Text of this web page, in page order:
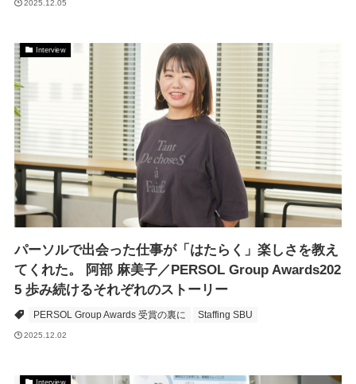
2025.12.05
Interview
パーソルで出会った仕事が「はたらく」楽しさを教え
てくれた。 阿部 麻美子／PERSOL Group Awards202
5 歩み続けるそれぞれのストーリー
PERSOL Group Awards 受賞の裏に Staffing SBU
2025.12.02
Interview